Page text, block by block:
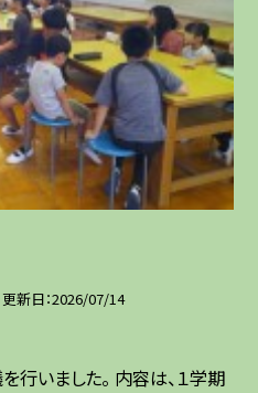
更新日 2026/07/14
行いました。 内容は、１学期